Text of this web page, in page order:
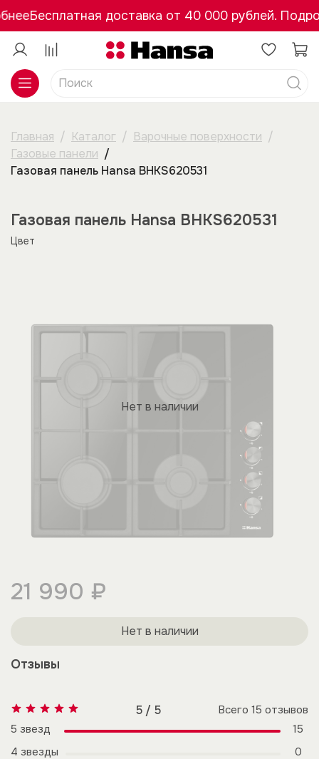
Бесплатная доставка от 40 000 рублей.
Главная Каталог
Варочные поверхности
Газовые панели
Газовая панель Hansa BHKS620531
Цвет
Газовая панель Hansa BHKS620531
Нет в наличии
21 990 ₽
Нет в наличии
Отзывы
5 / 5 Всего 15 отзывов
5 звезд
15
4 звезды
0